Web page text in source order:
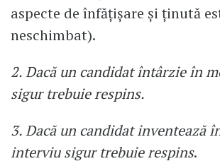
aspecte de înfățișare și ținută
neschimbat).
2. Dacă un candidat întârzie în
sigur trebuie respins.
3. Dacă un candidat inventează
interviu sigur trebuie respins.